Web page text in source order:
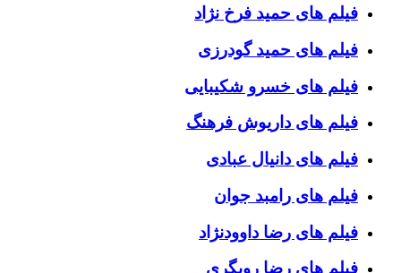
فیلم های حمید فرخ نژاد
فیلم های حمید گودرزی
فیلم های خسرو شکیبایی
فیلم های داریوش فرهنگ
فیلم های دانیال عبادی
فیلم های رامبد جوان
فیلم های رضا داوودنژاد
فیلم های رضا رویگری